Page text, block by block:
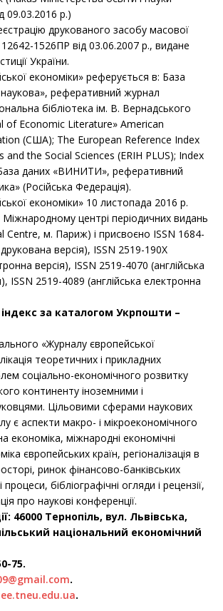
09.03.2016 р.)
друкованого засобу масової
1526ПР від 03.06.2007 р., видане
України.
економіки» реферується в: База
наукова», реферативний журнал
бібліотека ім. В. Вернадського
of Economic Literature» American
(США); The European Reference Index
the Social Sciences (ERIH PLUS); Index
даних «ВИНИТИ», реферативний
(Російська Федерація).
економіки» 10 листопада 2016 р.
центрі періодичних видань
Centre, м. Париж) і присвоєно ISSN 1684-
версія), ISSN 2519-190Х
версія), ISSN 2519-4070 (англійська
ISSN 2519-4089 (англійська електронна
за каталогом Укрпошти –
«Журналу європейської
теоретичних і прикладних
соціально-економічного розвитку
континенту іноземними і
Цільовими сферами наукових
є аспекти макро- і мікроекономічного
економіка, міжнародні економічні
європейських країн, регіоналізація в
ринок фінансово-банківських
процеси, бібліографічні огляди і рецензії,
про наукові конференції.
46000 Тернопіль, вул. Львівська,
національний економічний
75.
.
.